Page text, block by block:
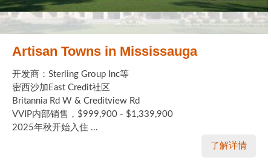
Artisan Towns in Mississauga
开发商：Sterling Group Inc等
密西沙加East Credit社区
Britannia Rd W & Creditview Rd
VVIP内部销售，$999,900 - $1,339,900
2025年秋开始入住 ...
了解详情